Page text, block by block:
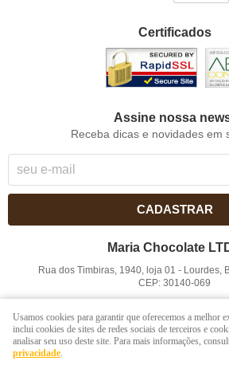
Certificados
Assine nossa
Receba dicas e novidades em
CADASTRAR
Maria Chocolate
Rua dos Timbiras, 1940, loja 01 - Lourdes,
CEP: 30140-069
LOJA VIRTUAL CRIADA POR
Usamos cookies para garantir que oferecemos a melhor
inclui cookies de sites de redes sociais de terceiros e
analisar seu uso deste site. Para mais informações,
privacidade.